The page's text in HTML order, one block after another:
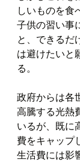
しいものを食
子供の習い事
と、できるだ
は避けたいと
る。
政府からは各
高騰する光熱
いるが、既に
費をキャップ
生活費には影